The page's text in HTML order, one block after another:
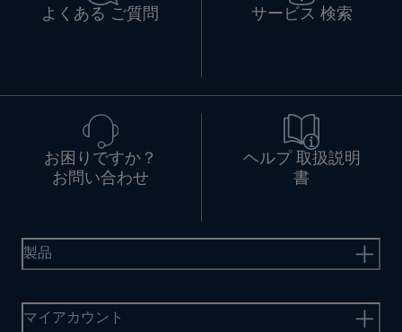
よくある ご質問 サービス 検索
お困りですか？
お問い合わせ
ヘルプ 取扱説明
書
製品
マイアカウント